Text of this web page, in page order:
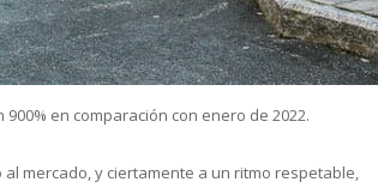
es el agua en tu casa
en comparación con enero de 2022.
mercado, y ciertamente a un ritmo respetable,